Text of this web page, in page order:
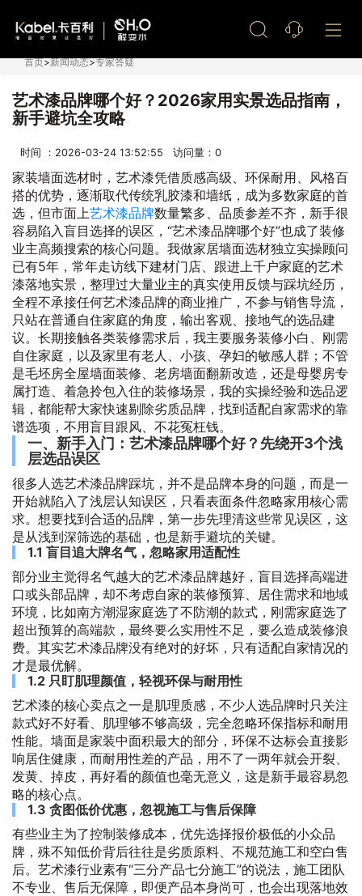
首页>新闻动态>专家答疑
艺术漆品牌哪个好？2026家用实景选品指南，
新手避坑全攻略
时间 ：2026-03-24 13:52:55 访问量： 0
家装墙面选材时，艺术漆凭借质感高级、环保耐用、风格百
搭的优势，逐渐取代传统乳胶漆和墙纸，成为多数家庭的首
选，但市面上艺术漆品牌数量繁多、品质参差不齐，新手很
容易陷入盲目选择的误区，“艺术漆品牌哪个好”也成了装修
业主高频搜索的核心问题。我做家居墙面选材独立实操顾问
已有5年，常年走访线下建材门店、跟进上千户家庭的艺术
漆落地实景，整理过大量业主的真实使用反馈与踩坑经历，
全程不承接任何艺术漆品牌的商业推广，不参与销售导流，
只站在普通自住家庭的角度，输出客观、接地气的选品建
议。长期接触各类装修需求后，我主要服务装修小白、刚需
自住家庭，以及家里有老人、小孩、孕妇的敏感人群；不管
是毛坯房全屋墙面装修、老房墙面翻新改造，还是母婴房专
属打造、着急拎包入住的装修场景，我的实操经验和选品逻
辑，都能帮大家快速剔除劣质品牌，找到适配自家需求的靠
谱选项，不用盲目跟风、不花冤枉钱。
一、新手入门：艺术漆品牌哪个好？先绕开3个浅
层选品误区
很多人选艺术漆品牌踩坑，并不是品牌本身的问题，而是一
开始就陷入了浅层认知误区，只看表面条件忽略家用核心需
求。想要找到合适的品牌，第一步先理清这些常见误区，这
是从浅到深筛选的基础，也是新手避坑的关键。
1.1 盲目追大牌名气，忽略家用适配性
部分业主觉得名气越大的艺术漆品牌越好，盲目选择高端进
口或头部品牌，却不考虑自家的装修预算、居住需求和地域
环境，比如南方潮湿家庭选了不防潮的款式，刚需家庭选了
超出预算的高端款，最终要么实用性不足，要么造成装修浪
费。其实艺术漆品牌没有绝对的好坏，只有适配自家情况的
才是最优解。
1.2 只盯肌理颜值，轻视环保与耐用性
艺术漆的核心卖点之一是肌理质感，不少人选品牌时只关注
款式好不好看、肌理够不够高级，完全忽略环保指标和耐用
性能。墙面是家装中面积最大的部分，环保不达标会直接影
响居住健康，而耐用性差的产品，用不了一两年就会开裂、
发黄、掉皮，再好看的颜值也毫无意义，这是新手最容易忽
略的核心点。
1.3 贪图低价优惠，忽视施工与售后保障
有些业主为了控制装修成本，优先选择报价极低的小众品
牌，殊不知低价背后往往是劣质原料、不规范施工和空白售
后。艺术漆行业素有“三分产品七分施工”的说法，施工团队
不专业、售后无保障，即便产品本身尚可，也会出现落地效